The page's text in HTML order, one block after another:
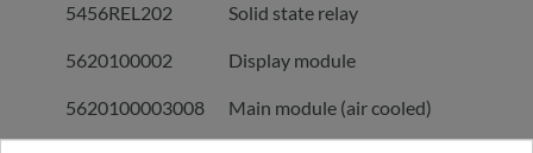
5456REL202 Solid state relay
5620100002 Display module
5620100003008 Main module (air cooled)